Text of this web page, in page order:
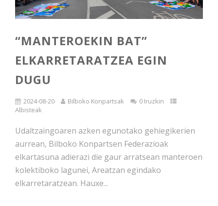
“MANTEROEKIN BAT”
ELKARRETARATZEA EGIN
DUGU
2024-08-20 Bilboko Konpartsak
0 Iruzkin
Albisteak
Udaltzaingoaren azken egunotako gehiegikerien
aurrean, Bilboko Konpartsen Federazioak
elkartasuna adierazi die gaur arratsean manteroen
kolektiboko lagunei, Areatzan egindako
elkarretaratzean. Hauxe...